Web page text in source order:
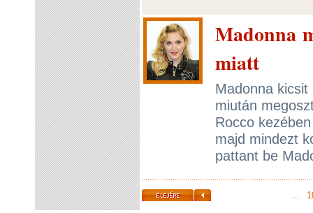
Madonna
miatt
Madonna
miután
Rocco
majd mindezt
pattant be
...